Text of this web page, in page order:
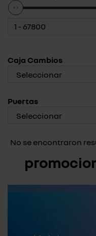
Caja Cambios
Puertas
No se encontraron